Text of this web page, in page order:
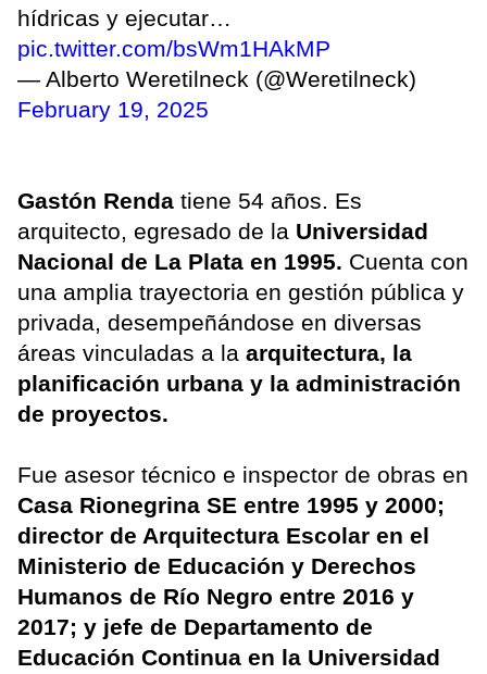
hídricas y ejecutar…
pic.twitter.com/bsWm1HAkMP
— Alberto Weretilneck (@Weretilneck)
February 19, 2025
Gastón Renda tiene 54 años. Es
arquitecto, egresado de la Universidad
Nacional de La Plata en 1995. Cuenta con
una amplia trayectoria en gestión pública y
privada, desempeñándose en diversas
áreas vinculadas a la arquitectura, la
planificación urbana y la administración
de proyectos.
Fue asesor técnico e inspector de obras en
Casa Rionegrina SE entre 1995 y 2000;
director de Arquitectura Escolar en el
Ministerio de Educación y Derechos
Humanos de Río Negro entre 2016 y
2017; y jefe de Departamento de
Educación Continua en la Universidad